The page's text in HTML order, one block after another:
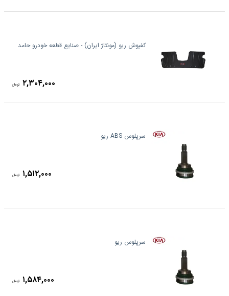
کفپوش ریو (مونتاژ ایران) - صنایع قطعه خودرو حامد
۲,۳۰۴,۰۰۰ تومان
سرپلوس ABS ریو
۱,۵۱۲,۰۰۰ تومان
سرپلوس ریو
۱,۵۸۴,۰۰۰ تومان